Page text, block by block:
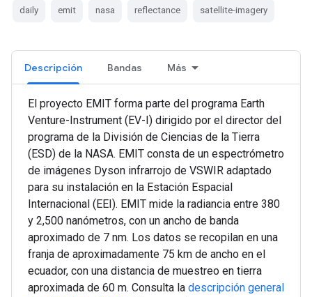
daily emit nasa reflectance satellite-imagery
Descripción Bandas Más
El proyecto EMIT forma parte del programa Earth
Venture-Instrument (EV-I) dirigido por el director del
programa de la División de Ciencias de la Tierra
(ESD) de la NASA. EMIT consta de un espectrómetro
de imágenes Dyson infrarrojo de VSWIR adaptado
para su instalación en la Estación Espacial
Internacional (EEI). EMIT mide la radiancia entre 380
y 2,500 nanómetros, con un ancho de banda
aproximado de 7 nm. Los datos se recopilan en una
franja de aproximadamente 75 km de ancho en el
ecuador, con una distancia de muestreo en tierra
aproximada de 60 m. Consulta la descripción general